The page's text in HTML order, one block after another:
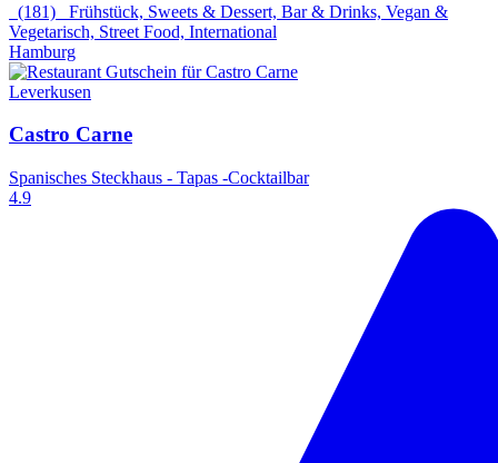
(181) Frühstück, Sweets & Dessert, Bar & Drinks, Vegan &
Vegetarisch, Street Food, International
Hamburg
Leverkusen
Castro Carne
Spanisches Steckhaus - Tapas -Cocktailbar
4.9